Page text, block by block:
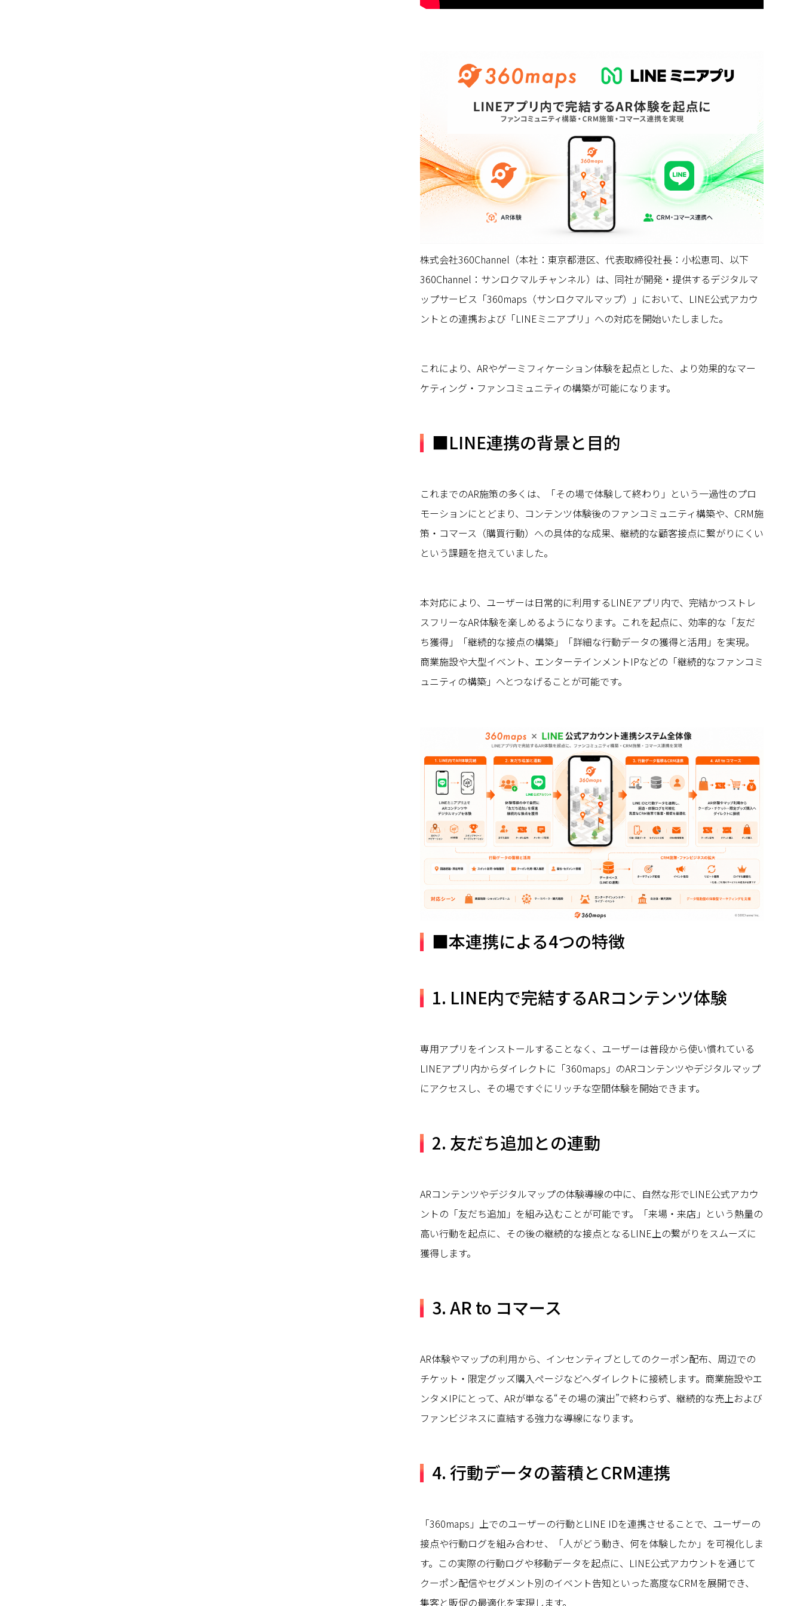
株式会社360Channel（本社：東京都港区、代表取締役社長：小松恵司、以下
360Channel：サンロクマルチャンネル）は、同社が開発・提供するデジタルマ
ップサービス「360maps（サンロクマルマップ）」において、LINE公式アカウ
ントとの連携および「LINEミニアプリ」への対応を開始いたしました。
これにより、ARやゲーミフィケーション体験を起点とした、より効果的なマー
ケティング・ファンコミュニティの構築が可能になります。
■LINE連携の背景と目的
これまでのAR施策の多くは、「その場で体験して終わり」という一過性のプロ
モーションにとどまり、コンテンツ体験後のファンコミュニティ構築や、CRM施
策・コマース（購買行動）への具体的な成果、継続的な顧客接点に繋がりにくい
という課題を抱えていました。
本対応により、ユーザーは日常的に利用するLINEアプリ内で、完結かつストレ
スフリーなAR体験を楽しめるようになります。これを起点に、効率的な「友だ
ち獲得」「継続的な接点の構築」「詳細な行動データの獲得と活用」を実現。
商業施設や大型イベント、エンターテインメントIPなどの「継続的なファンコミ
ュニティの構築」へとつなげることが可能です。
■本連携による4つの特徴
1. LINE内で完結するARコンテンツ体験
専用アプリをインストールすることなく、ユーザーは普段から使い慣れている
LINEアプリ内からダイレクトに「360maps」のARコンテンツやデジタルマップ
にアクセスし、その場ですぐにリッチな空間体験を開始できます。
2. 友だち追加との連動
ARコンテンツやデジタルマップの体験導線の中に、自然な形でLINE公式アカウ
ントの「友だち追加」を組み込むことが可能です。「来場・来店」という熱量の
高い行動を起点に、その後の継続的な接点となるLINE上の繋がりをスムーズに
獲得します。
3. AR to コマース
AR体験やマップの利用から、インセンティブとしてのクーポン配布、周辺での
チケット・限定グッズ購入ページなどへダイレクトに接続します。商業施設やエ
ンタメIPにとって、ARが単なる“その場の演出”で終わらず、継続的な売上および
ファンビジネスに直結する強力な導線になります。
4. 行動データの蓄積とCRM連携
「360maps」上でのユーザーの行動とLINE IDを連携させることで、ユーザーの
接点や行動ログを組み合わせ、「人がどう動き、何を体験したか」を可視化しま
す。この実際の行動ログや移動データを起点に、LINE公式アカウントを通じて
クーポン配信やセグメント別のイベント告知といった高度なCRMを展開でき、
集客と販促の最適化を実現します。